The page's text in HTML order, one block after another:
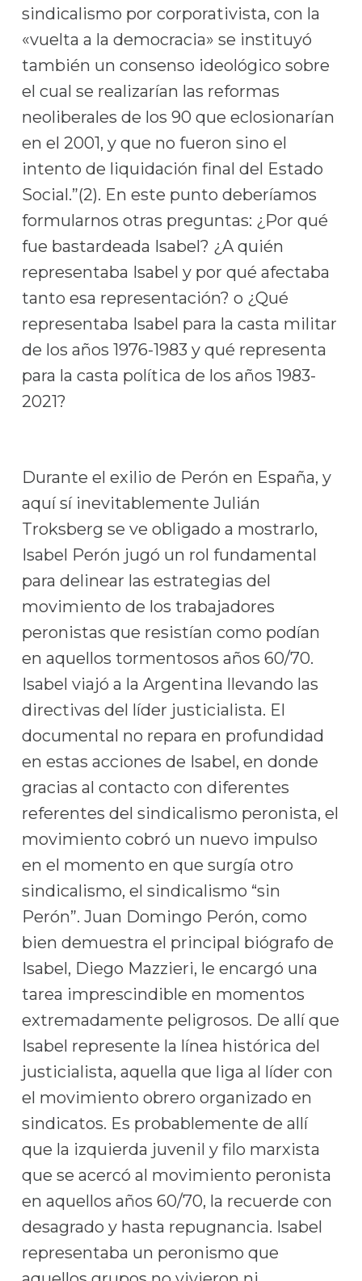
sindicalismo por corporativista, con la
«vuelta a la democracia» se instituyó
también un consenso ideológico sobre
el cual se realizarían las reformas
neoliberales de los 90 que eclosionarían
en el 2001, y que no fueron sino el
intento de liquidación final del Estado
Social.”(2). En este punto deberíamos
formularnos otras preguntas: ¿Por qué
fue bastardeada Isabel? ¿A quién
representaba Isabel y por qué afectaba
tanto esa representación? o ¿Qué
representaba Isabel para la casta militar
de los años 1976-1983 y qué representa
para la casta política de los años 1983-
2021?
Durante el exilio de Perón en España, y
aquí sí inevitablemente Julián
Troksberg se ve obligado a mostrarlo,
Isabel Perón jugó un rol fundamental
para delinear las estrategias del
movimiento de los trabajadores
peronistas que resistían como podían
en aquellos tormentosos años 60/70.
Isabel viajó a la Argentina llevando las
directivas del líder justicialista. El
documental no repara en profundidad
en estas acciones de Isabel, en donde
gracias al contacto con diferentes
referentes del sindicalismo peronista, el
movimiento cobró un nuevo impulso
en el momento en que surgía otro
sindicalismo, el sindicalismo “sin
Perón”. Juan Domingo Perón, como
bien demuestra el principal biógrafo de
Isabel, Diego Mazzieri, le encargó una
tarea imprescindible en momentos
extremadamente peligrosos. De allí que
Isabel represente la línea histórica del
justicialista, aquella que liga al líder con
el movimiento obrero organizado en
sindicatos. Es probablemente de allí
que la izquierda juvenil y filo marxista
que se acercó al movimiento peronista
en aquellos años 60/70, la recuerde con
desagrado y hasta repugnancia. Isabel
representaba un peronismo que